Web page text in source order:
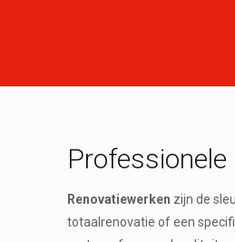
Professionele
Renovatiewerken zijn de
totaalrenovatie of een